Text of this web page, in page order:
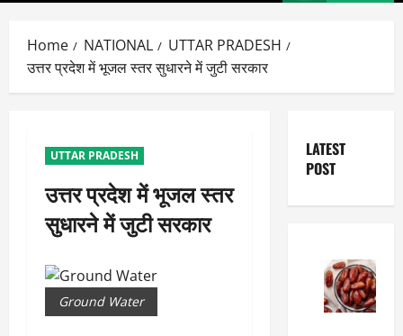
Home NATIONAL
UTTAR PRADESH
उत्तर प्रदेश में भूजल स्तर सुधारने में जुटी सरकार
UTTAR PRADESH
उत्तर प्रदेश में भूजल स्तर
सुधारने में जुटी सरकार
Ground Water
LATEST
POST